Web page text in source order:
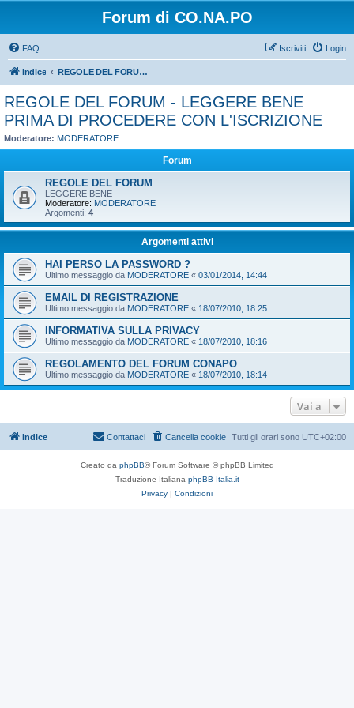
Forum di CO.NA.PO
FAQ Login
Iscriviti
Indice REGOLE DEL FORUM - LEGGERE BENE PRIMA DI PROCEDERE CON L'ISCRIZIONE
REGOLE DEL FORUM - LEGGERE BENE
PRIMA DI PROCEDERE CON L'ISCRIZIONE
Moderatore: MODERATORE
Forum
REGOLE DEL FORUM
LEGGERE BENE
Moderatore: MODERATORE
Argomenti: 4
Argomenti attivi
HAI PERSO LA PASSWORD ?
Ultimo messaggio da MODERATORE « 03/01/2014, 14:44
EMAIL DI REGISTRAZIONE
Ultimo messaggio da MODERATORE « 18/07/2010, 18:25
INFORMATIVA SULLA PRIVACY
Ultimo messaggio da MODERATORE « 18/07/2010, 18:16
REGOLAMENTO DEL FORUM CONAPO
Ultimo messaggio da MODERATORE « 18/07/2010, 18:14
Vai a
Indice Tutti gli orari sono UTC+02:00
Cancella cookie
Contattaci
Creato da phpBB® Forum Software © phpBB Limited
Traduzione Italiana phpBB-Italia.it
Privacy | Condizioni